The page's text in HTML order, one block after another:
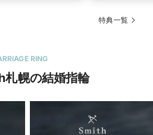
特典一覧
RING
札幌の結婚指輪